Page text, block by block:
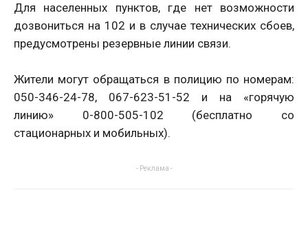
Для населенных пунктов, где нет возможности
дозвониться на 102 и в случае технических сбоев,
предусмотрены резервные линии связи.
Жители могут обращаться в полицию по номерам:
050-346-24-78, 067-623-51-52 и на «горячую
линию» 0-800-505-102 (бесплатно со
стационарных и мобильных).
- Реклама -